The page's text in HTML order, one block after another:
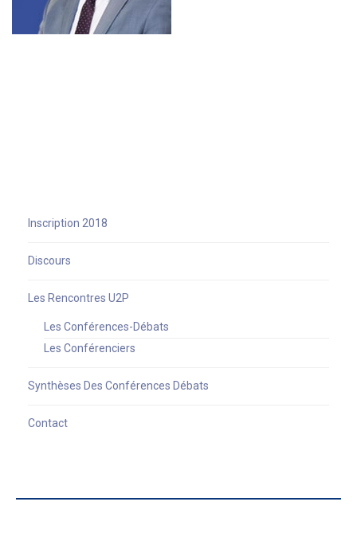
Inscription 2018
Discours
Les Rencontres U2P
Les Conférences-Débats
Les Conférenciers
Synthèses Des Conférences Débats
Contact